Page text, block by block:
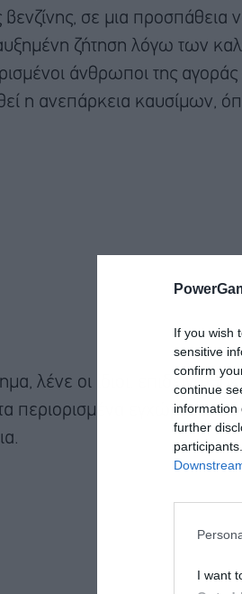
If you wish
sensitive
confirm
continue
information
further
I want
σε μια προσπάθεια
ζήτηση λόγω των
άνθρωποι της αγοράς
η ανεπάρκεια καυσίμων,
λένε οι ίδιοι,
περιορισμένα εγχώρια